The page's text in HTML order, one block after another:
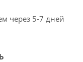
через 5-7 дней